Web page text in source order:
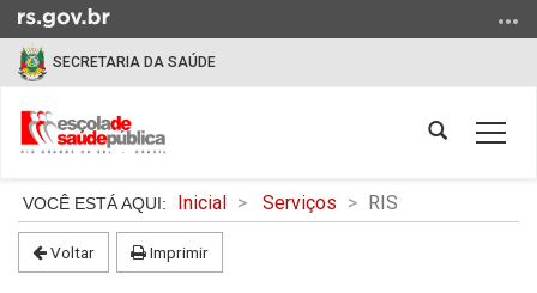
para
para
menu
para
SECRETARIA DA SAÚDE
Abrir
Início
do
conteúdo
Inicial Serviços RIS
Voltar Imprimir